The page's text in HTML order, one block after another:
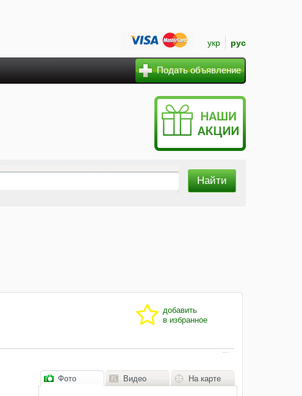
укр рус
Подать объявление
добавить
в избранное
Фото Видео На карте